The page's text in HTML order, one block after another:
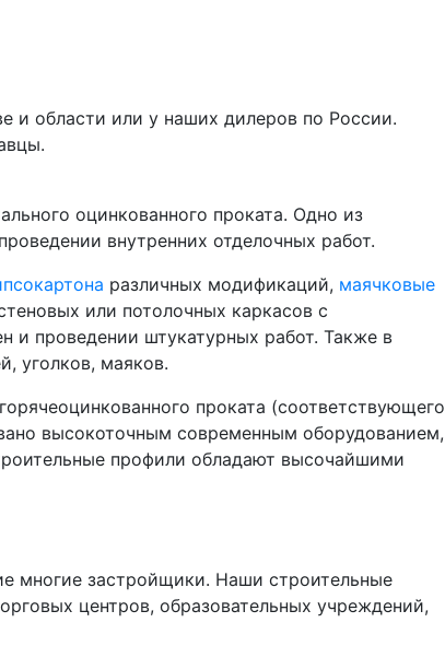
и области или у наших дилеров по России.
оцинкованного проката. Одно из
внутренних отделочных работ.
различных модификаций, маячковые
или потолочных каркасов с
и проведении штукатурных работ. Также в
уголков, маяков.
проката (соответствующего
высокоточным современным оборудованием,
профили обладают высочайшими
многие застройщики. Наши строительные
центров, образовательных учреждений,